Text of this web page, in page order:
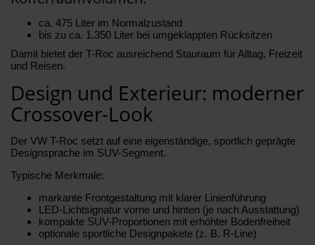
ca. 475 Liter im Normalzustand
bis zu ca. 1.350 Liter bei umgeklappten Rücksitzen
Damit bietet der T-Roc ausreichend Stauraum für Alltag, Freizeit
und Reisen.
Design und Exterieur: moderner
Crossover-Look
Der VW T-Roc setzt auf eine eigenständige, sportlich geprägte
Designsprache im SUV-Segment.
Typische Merkmale:
markante Frontgestaltung mit klarer Linienführung
LED-Lichtsignatur vorne und hinten (je nach Ausstattung)
kompakte SUV-Proportionen mit erhöhter Bodenfreiheit
optionale sportliche Designpakete (z. B. R-Line)